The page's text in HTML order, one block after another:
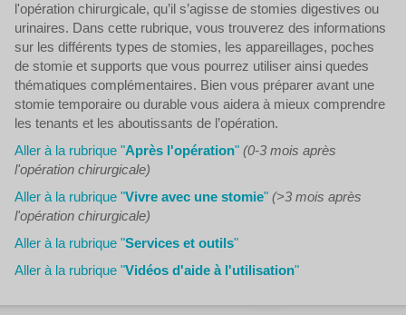
l'opération chirurgicale, qu’il s’agisse de stomies digestives ou
urinaires. Dans cette rubrique, vous trouverez des informations
sur les différents types de stomies, les appareillages, poches
de stomie et supports que vous pourrez utiliser ainsi quedes
thématiques complémentaires. Bien vous préparer avant une
stomie temporaire ou durable vous aidera à mieux comprendre
les tenants et les aboutissants de l’opération.
Aller à la rubrique "Après l'opération" (0-3 mois après
l'opération chirurgicale)
Aller à la rubrique "Vivre avec une stomie" (>3 mois après
l'opération chirurgicale)
Aller à la rubrique "Services et outils"
Aller à la rubrique "Vidéos d'aide à l'utilisation"